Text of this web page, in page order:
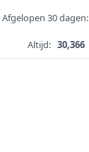
Afgelopen 30 dagen:
Altijd: 30,366